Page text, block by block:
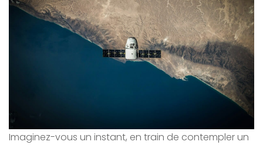
Imaginez-vous un instant, en train de contempler un